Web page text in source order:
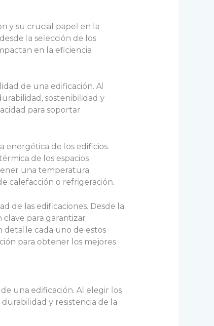
y su crucial papel en la
la selección de los
en la eficiencia
de una edificación. Al
sostenibilidad y
para soportar
energética de los edificios.
de los espacios
una temperatura
calefacción o refrigeración.
de las edificaciones. Desde la
clave para garantizar
detalle cada uno de estos
para obtener los mejores
una edificación. Al elegir los
y resistencia de la